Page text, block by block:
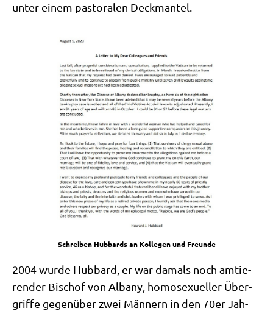
unter einem pasto­ra­len Deckmantel.
Schrei­ben Hub­bards an Kol­le­gen und Freunde
2004 wur­de Hub­bard, er war damals noch amtie­
ren­der Bischof von Alba­ny, homo­se­xu­el­ler Über­
grif­fe gegen­über zwei Män­nern in den 70er Jah­